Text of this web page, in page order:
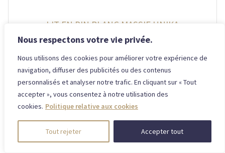
Nous respectons votre vie privée.
Nous utilisons des cookies pour améliorer votre expérience de
navigation, diffuser des publicités ou des contenus
personnalisés et analyser notre trafic. En cliquant sur « Tout
accepter », vous consentez à notre utilisation des
cookies. Politique relative aux cookies
Tout rejeter Accepter tout
LIT EN PIN BLANC MASSIF UNIKA
699,00€–849,00€